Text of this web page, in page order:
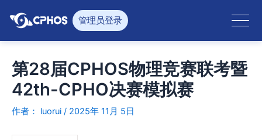
管理员登录
第28届CPHOS物理竞赛联考暨
42th-CPHO决赛模拟赛
作者： luorui / 2025年 11月 5日